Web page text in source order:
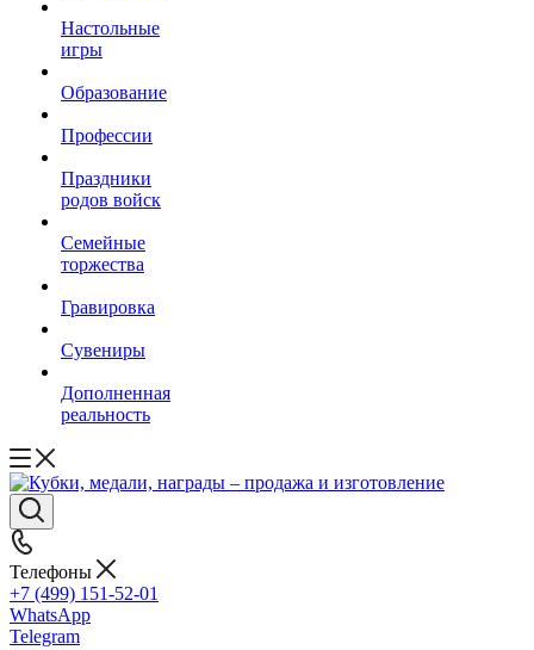
Настольные
игры
Образование
Профессии
Праздники
родов войск
Семейные
торжества
Гравировка
Сувениры
Дополненная
реальность
Телефоны
+7 (499) 151-52-01
WhatsApp
Telegram